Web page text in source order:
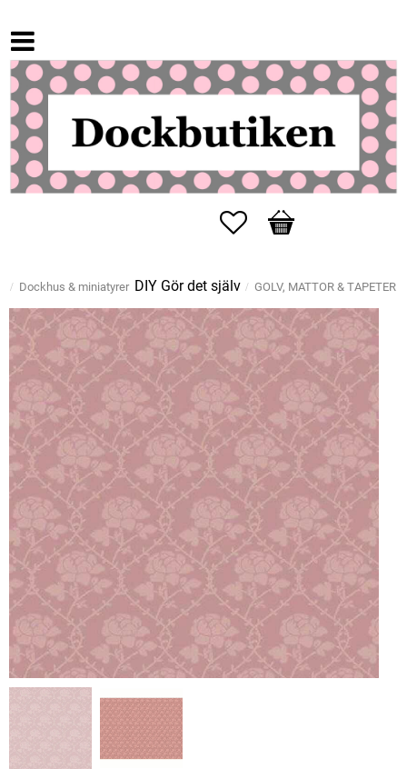
Favoriter
Kundvagn
Dockhus & miniatyrer DIY Gör det själv GOLV, MATTOR & TAPETER